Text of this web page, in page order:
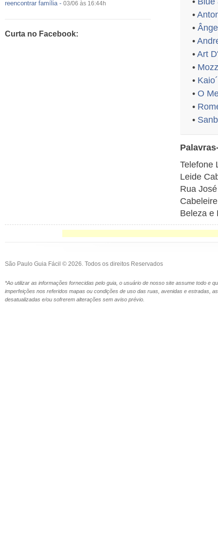
reencontrar família- 03/06 às 16:44h
•Exército egípcio diz que encontrou destroços de
Curta no Facebook:
•
•
•
• Art
•
•
• O
•
•
Telefone
Leide
Rua
Beleza e
São Paulo Guia Fácil © 2026. Todos os direitos Reservados
*Ao utilizar as informações fornecidas pelo guia, o usuário de nosso site assume todo e
imperfeições nos referidos mapas ou condições de uso das ruas, avenidas e estradas,
desatualizadas e/ou sofrerem alterações sem aviso prévio.